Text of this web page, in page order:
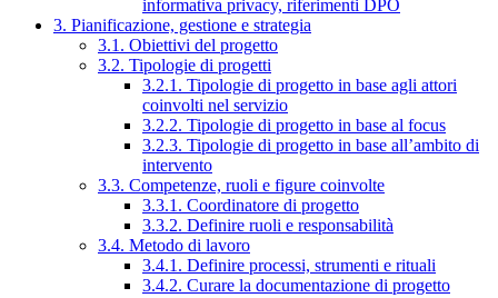
informativa privacy, riferimenti DPO
3. Pianificazione, gestione e strategia
3.1. Obiettivi del progetto
3.2. Tipologie di progetti
3.2.1. Tipologie di progetto in base agli attori
coinvolti nel servizio
3.2.2. Tipologie di progetto in base al focus
3.2.3. Tipologie di progetto in base all’ambito di
intervento
3.3. Competenze, ruoli e figure coinvolte
3.3.1. Coordinatore di progetto
3.3.2. Definire ruoli e responsabilità
3.4. Metodo di lavoro
3.4.1. Definire processi, strumenti e rituali
3.4.2. Curare la documentazione di progetto